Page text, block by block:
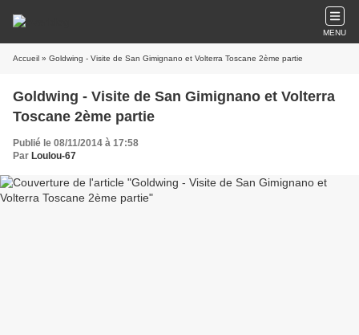
MENU
Accueil » Goldwing - Visite de San Gimignano et Volterra Toscane 2ème partie
Goldwing - Visite de San Gimignano et Volterra
Toscane 2ème partie
Publié le 08/11/2014 à 17:58
Par Loulou-67